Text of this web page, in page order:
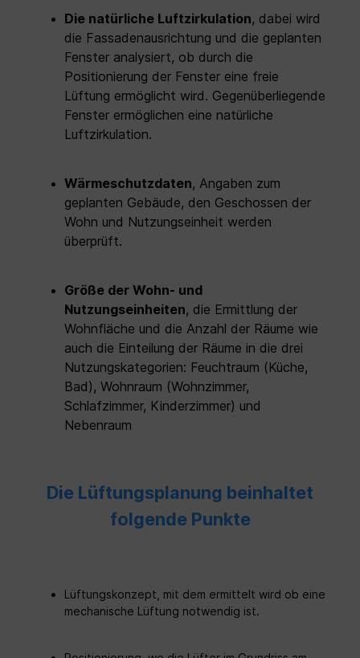
Die natürliche Luftzirkulation, dabei wird
die Fassadenausrichtung und die geplanten
Fenster analysiert, ob durch die
Positionierung der Fenster eine freie
Lüftung ermöglicht wird. Gegenüberliegende
Fenster ermöglichen eine natürliche
Luftzirkulation.
Wärmeschutzdaten, Angaben zum
geplanten Gebäude, den Geschossen der
Wohn und Nutzungseinheit werden
überprüft.
Größe der Wohn- und
Nutzungseinheiten, die Ermittlung der
Wohnfläche und die Anzahl der Räume wie
auch die Einteilung der Räume in die drei
Nutzungskategorien: Feuchtraum (Küche,
Bad), Wohnraum (Wohnzimmer,
Schlafzimmer, Kinderzimmer) und
Nebenraum
Die Lüftungsplanung beinhaltet
folgende Punkte
Lüftungskonzept, mit dem ermittelt wird ob eine
mechanische Lüftung notwendig ist.